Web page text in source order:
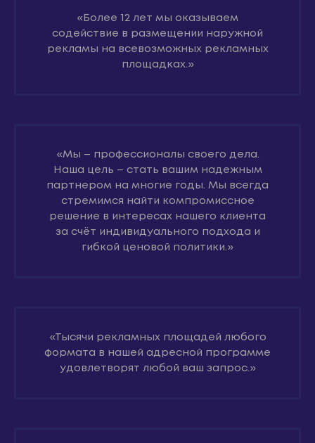
«Более 12 лет мы оказываем
содействие в размещении наружной
рекламы на всевозможных рекламных
площадках.»
«Мы – профессионалы своего дела.
Наша цель – стать вашим надежным
партнером на многие годы. Мы всегда
стремимся найти компромиссное
решение в интересах нашего клиента
за счёт индивидуального подхода и
гибкой ценовой политики.»
«Тысячи рекламных площадей любого
формата в нашей адресной программе
удовлетворят любой ваш запрос.»